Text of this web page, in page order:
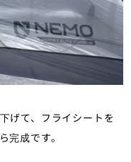
げて、フライシートを
完成です。